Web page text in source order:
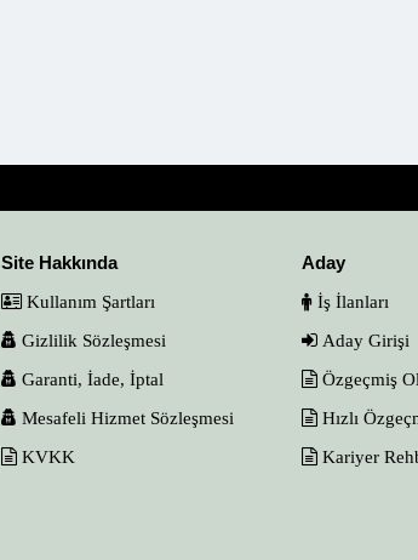
Site Hakkında
Kullanım Şartları
Gizlilik Sözleşmesi
Garanti, İade, İptal
Mesafeli Hizmet Sözleşmesi
KVKK
Aday
İş İlanları
Aday Girişi
Özgeçmiş
Hızlı
Kariyer